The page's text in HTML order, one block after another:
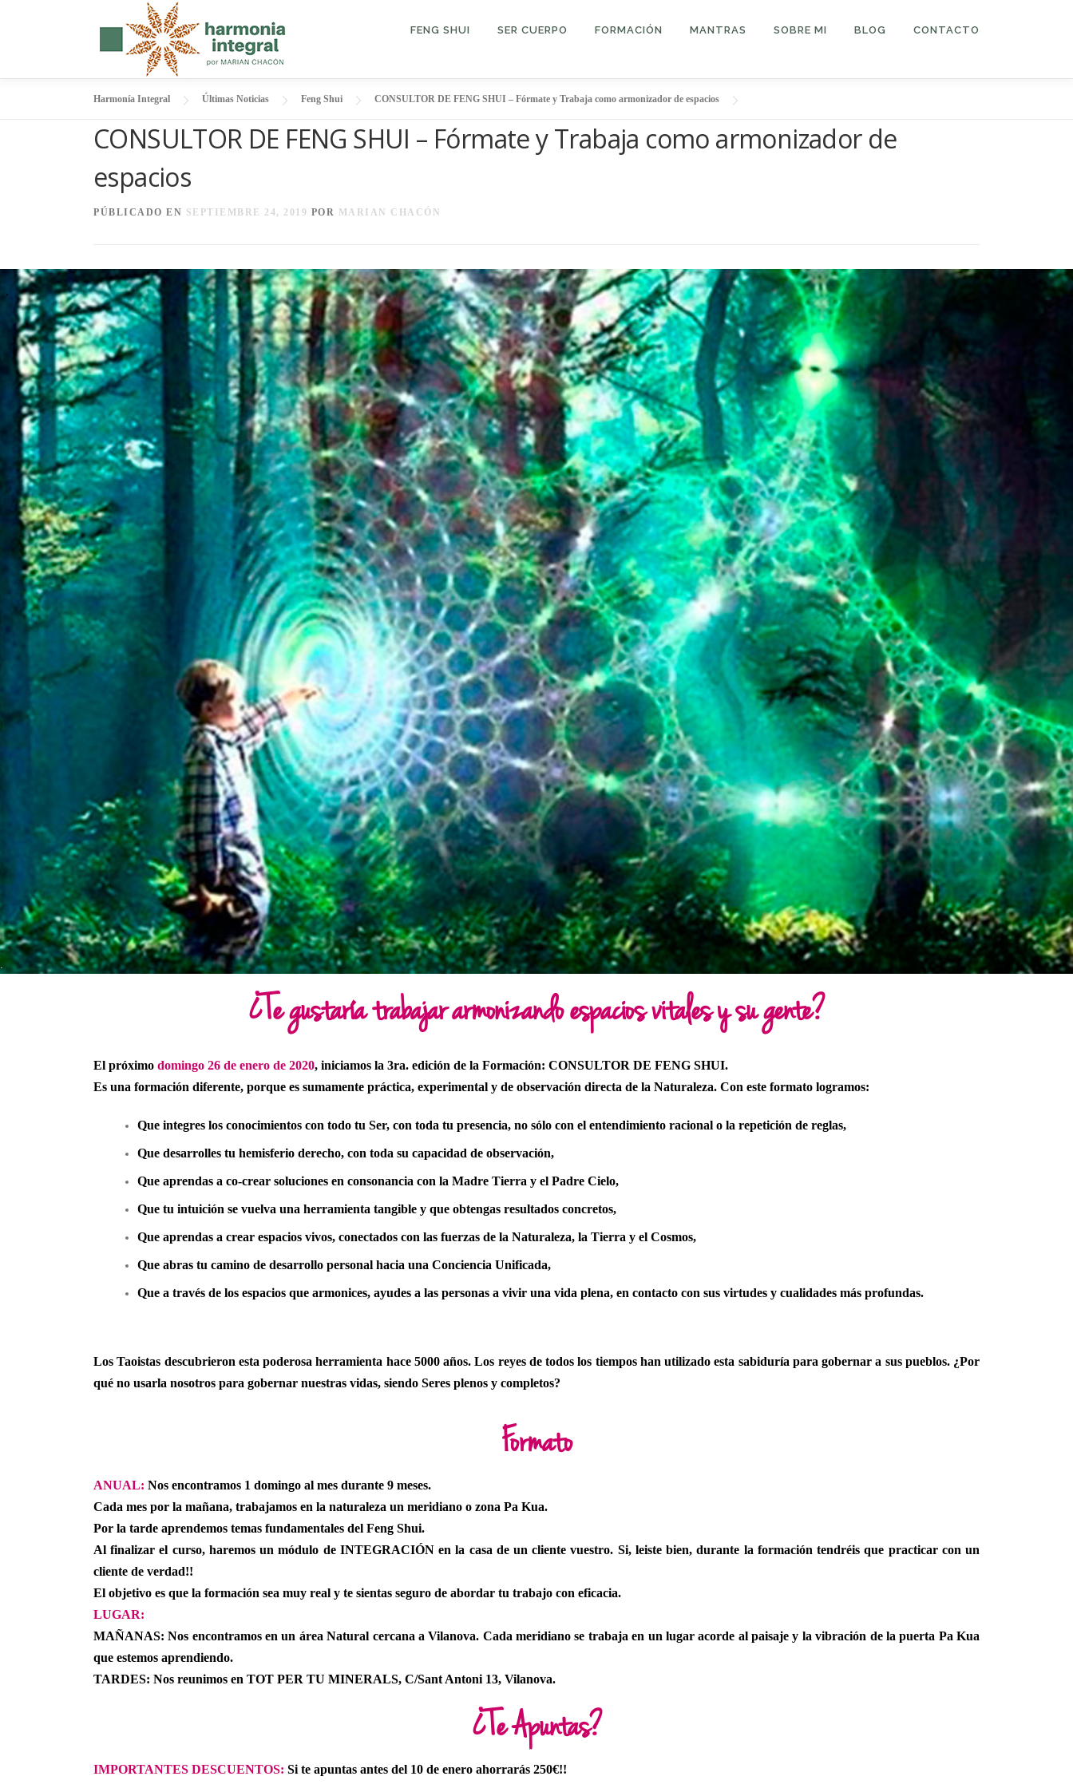
FENG SHUI SER CUERPO FORMACIÓN MANTRAS SOBRE MI BLOG CONTACTO
Harmonía Integral Últimas Noticias Feng Shui CONSULTOR DE FENG SHUI – Fórmate y Trabaja como armonizador de espacios
CONSULTOR DE FENG SHUI – Fórmate y Trabaja como armonizador de
espacios
PÚBLICADO EN SEPTIEMBRE 24, 2019 POR MARIAN CHACÓN
.
.
¿Te gustaría trabajar armonizando espacios vitales y su gente?
El próximo domingo 26 de enero de 2020, iniciamos la 3ra. edición de la Formación: CONSULTOR DE FENG SHUI.
Es una formación diferente, porque es sumamente práctica, experimental y de observación directa de la Naturaleza. Con este formato logramos:
Que integres los conocimientos con todo tu Ser, con toda tu presencia, no sólo con el entendimiento racional o la repetición de reglas,
Que desarrolles tu hemisferio derecho, con toda su capacidad de observación,
Que aprendas a co-crear soluciones en consonancia con la Madre Tierra y el Padre Cielo,
Que tu intuición se vuelva una herramienta tangible y que obtengas resultados concretos,
Que aprendas a crear espacios vivos, conectados con las fuerzas de la Naturaleza, la Tierra y el Cosmos,
Que abras tu camino de desarrollo personal hacia una Conciencia Unificada,
Que a través de los espacios que armonices, ayudes a las personas a vivir una vida plena, en contacto con sus virtudes y cualidades más profundas.
Los Taoistas descubrieron esta poderosa herramienta hace 5000 años. Los reyes de todos los tiempos han utilizado esta sabiduría para gobernar a sus pueblos. ¿Por
qué no usarla nosotros para gobernar nuestras vidas, siendo Seres plenos y completos?
Formato
ANUAL: Nos encontramos 1 domingo al mes durante 9 meses.
Cada mes por la mañana, trabajamos en la naturaleza un meridiano o zona Pa Kua.
Por la tarde aprendemos temas fundamentales del Feng Shui.
Al finalizar el curso, haremos un módulo de INTEGRACIÓN en la casa de un cliente vuestro. Si, leiste bien, durante la formación tendréis que practicar con un
cliente de verdad!!
El objetivo es que la formación sea muy real y te sientas seguro de abordar tu trabajo con eficacia.
LUGAR:
MAÑANAS: Nos encontramos en un área Natural cercana a Vilanova. Cada meridiano se trabaja en un lugar acorde al paisaje y la vibración de la puerta Pa Kua
que estemos aprendiendo.
TARDES: Nos reunimos en TOT PER TU MINERALS, C/Sant Antoni 13, Vilanova.
¿Te Apuntas?
IMPORTANTES DESCUENTOS: Si te apuntas antes del 10 de enero ahorrarás 250€!!